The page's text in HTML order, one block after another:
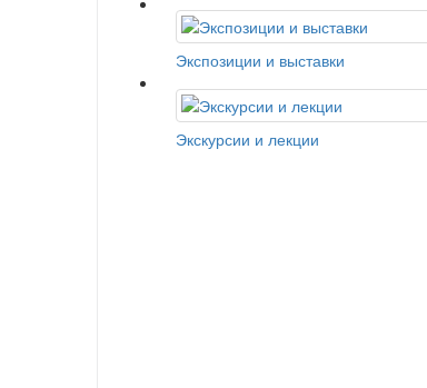
Экспозиции и выставки
Экскурсии и лекции